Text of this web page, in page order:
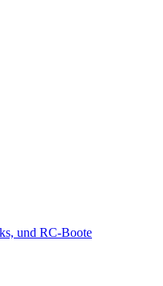
und RC-Boote